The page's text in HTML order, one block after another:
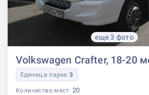
еще 3 фото
Volkswagen Crafter, 18-20
Единиц в парке:3
Количество мест: 20